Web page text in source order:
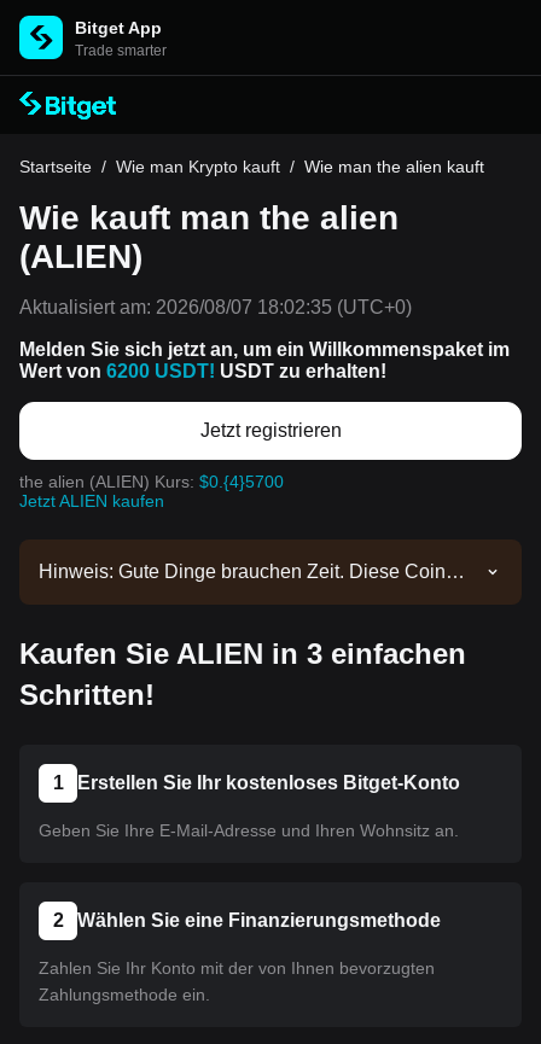
Bitget App
Trade smarter
Startseite / Wie man Krypto kauft / Wie man the alien kauft
Wie kauft man the alien
(ALIEN)
Aktualisiert am: 2026/08/07 18:02:35 (UTC+0)
Melden Sie sich jetzt an, um ein Willkommenspaket im
Wert von 6200 USDT! USDT zu erhalten!
Jetzt registrieren
the alien (ALIEN) Kurs: $0.{4}5700
Jetzt ALIEN kaufen
Hinweis: Gute Dinge brauchen Zeit. Diese Coin
Listings informiert zu werden. Sobald es auf Bitget
um es zu kaufen. Dasselbe Tutorial gilt für alle auf
Kaufen Sie ALIEN in 3 einfachen
Schritten!
1 Erstellen Sie Ihr kostenloses Bitget-Konto
Geben Sie Ihre E-Mail-Adresse und Ihren Wohnsitz an.
2 Wählen Sie eine Finanzierungsmethode
Zahlen Sie Ihr Konto mit der von Ihnen bevorzugten
Zahlungsmethode ein.